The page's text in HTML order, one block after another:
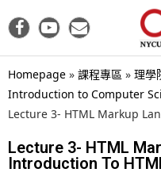
Homepage » 課程專區 » 理學
Introduction to Computer
Lecture 3- HTML Markup
Lecture 3- HTML
Introduction To